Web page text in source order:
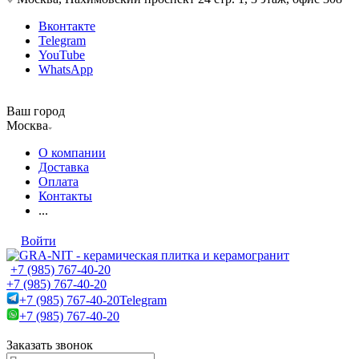
Вконтакте
Telegram
YouTube
WhatsApp
Ваш город
Москва
О компании
Доставка
Оплата
Контакты
...
Войти
+7 (985) 767-40-20
+7 (985) 767-40-20
+7 (985) 767-40-20Telegram
+7 (985) 767-40-20
Заказать звонок